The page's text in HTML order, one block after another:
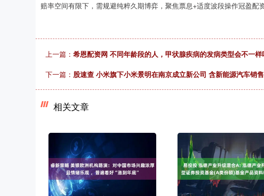
赔率空间有限下，需规避纯粹久期博弈，聚焦票息+适度波段操作冠盈配
上一篇： 希恩配资网 不同年龄段的人，甲状腺疾病的发病类型会不一样
下一篇： 股速查 小米旗下小米景明在南京成立新公司 含新能源汽车销
相关文章